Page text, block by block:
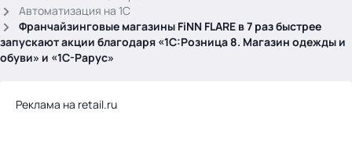
Автоматизация на 1С
Франчайзинговые магазины FiNN FLARE в 7 раз быстрее
запускают акции благодаря «1С:Розница 8. Магазин одежды и
обуви» и «1С-Рарус»
Реклама на retail.ru